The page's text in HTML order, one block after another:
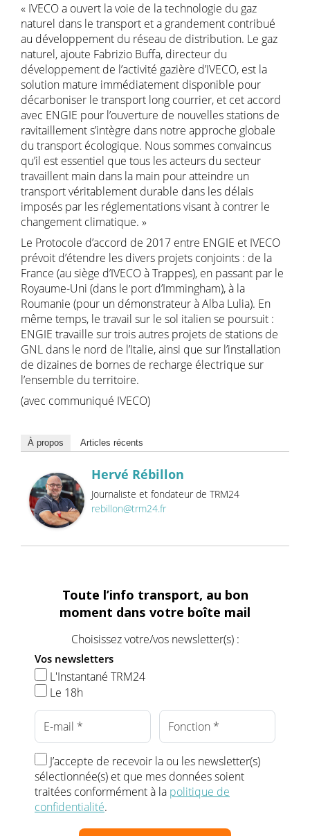
« IVECO a ouvert la voie de la technologie du gaz
naturel dans le transport et a grandement contribué
au développement du réseau de distribution. Le gaz
naturel, ajoute Fabrizio Buffa, directeur du
développement de l’activité gazière d’IVECO, est la
solution mature immédiatement disponible pour
décarboniser le transport long courrier, et cet accord
avec ENGIE pour l’ouverture de nouvelles stations de
ravitaillement s’intègre dans notre approche globale
du transport écologique. Nous sommes convaincus
qu’il est essentiel que tous les acteurs du secteur
travaillent main dans la main pour atteindre un
transport véritablement durable dans les délais
imposés par les réglementations visant à contrer le
changement climatique. »
Le Protocole d’accord de 2017 entre ENGIE et IVECO
prévoit d’étendre les divers projets conjoints : de la
France (au siège d’IVECO à Trappes), en passant par le
Royaume-Uni (dans le port d’Immingham), à la
Roumanie (pour un démonstrateur à Alba Lulia). En
même temps, le travail sur le sol italien se poursuit :
ENGIE travaille sur trois autres projets de stations de
GNL dans le nord de l’Italie, ainsi que sur l’installation
de dizaines de bornes de recharge électrique sur
l’ensemble du territoire.
(avec communiqué IVECO)
À propos Articles récents
Hervé Rébillon
Journaliste et fondateur de TRM24
rebillon@trm24.fr
Toute l’info transport, au bon
moment dans votre boîte mail
Choisissez votre/vos newsletter(s) :
Vos newsletters
L'Instantané TRM24
Le 18h
J’accepte de recevoir la ou les newsletter(s)
sélectionnée(s) et que mes données soient
traitées conformément à la politique de
confidentialité.